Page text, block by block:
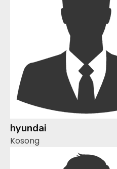
hyundai
Kosong